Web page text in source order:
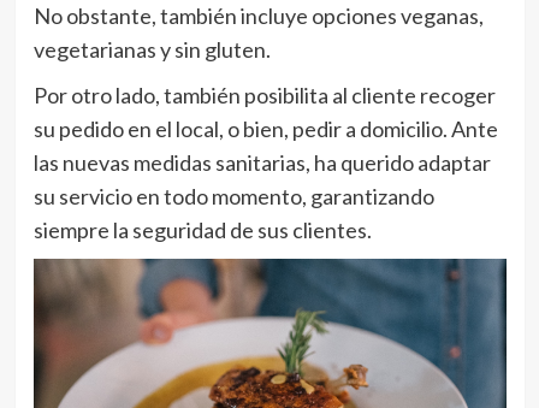
No obstante, también incluye opciones veganas,
vegetarianas y sin gluten.
Por otro lado, también posibilita al cliente recoger
su pedido en el local, o bien, pedir a domicilio. Ante
las nuevas medidas sanitarias, ha querido adaptar
su servicio en todo momento, garantizando
siempre la seguridad de sus clientes.